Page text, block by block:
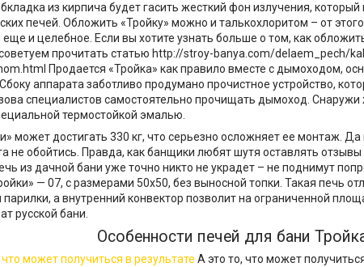
из кирпича будет гасить жесткий фон излучения, который
печей. Обложить «Тройку» можно и талькохлоритом – от
еще и целебное. Если вы хотите узнать больше о том, как
прочитать статью http://stroy-banya.com/delaem_pech/
Продается «Тройка» как правило вместе с дымоходом,
аппарата заботливо продумано прочистное устройство,
специалистов самостоятельно прочищать дымоход.
термостойкой эмалью.
может достигать 330 кг, что серьезно осложняет ее монтаж. Да
не обойтись. Правда, как банщики любят шутя оставлять отзывы
из дачной бани уже точно никто не украдет – не поднимут
— 07, с размерами 50х50, без выносной топки. Такая печь
а внутренний конвектор позволит на ограниченной
русской бани.
Особенности печей для бани
А это то, что может